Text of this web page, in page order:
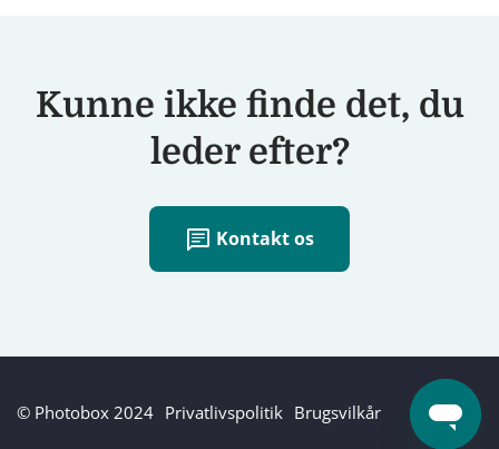
Kunne ikke finde det, du
leder efter?
chat Kontakt os
© Photobox 2024 Privatlivspolitik Brugsvilkår